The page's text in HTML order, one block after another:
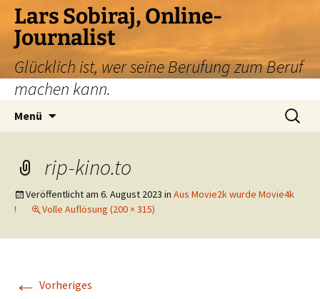
Zum
Inhalt
springen
Lars Sobiraj, Online-
Journalist
Glücklich ist, wer seine Berufung zum Beruf
machen kann.
Menü
Suchen
nach:
rip-kino.to
Veröffentlicht am 6. August 2023 in Aus Movie2k wurde Movie4k
!
Volle Auflösung (200 × 315)
← Vorheriges